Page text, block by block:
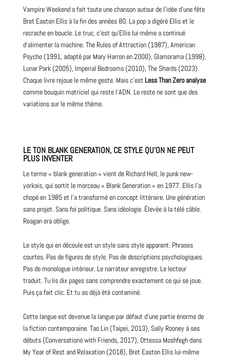
Vampire Weekend a fait toute une chanson autour de l’idée d’une fête
Bret Easton Ellis à la fin des années 80. La pop a digéré Ellis et le
recrache en boucle. Le truc, c’est qu’Ellis lui-même a continué
d’alimenter la machine. The Rules of Attraction (1987), American
Psycho (1991, adapté par Mary Harron en 2000), Glamorama (1998),
Lunar Park(2005), Imperial Bedrooms (2010), The Shards (2023).
Chaque livre rejoue le même geste. Mais c’est Less Than Zero analyse
comme bouquin matriciel qui reste l’ADN. Le reste ne sont que des
variations sur le même thème.
LE TON BLANK GENERATION, CE STYLE QU’ON NE PEUT
PLUS INVENTER
Le terme « blank generation » vient de Richard Hell, lepunknew-
yorkais, qui sortit le morceau « Blank Generation » en 1977. Ellis l’a
chopé en 1985 et l’a transformé en concept littéraire. Une génération
sans projet. Sans foi politique. Sans idéologie. Élevée à la télé câble.
Reagan era oblige.
Le style qui en découle est un style sans style apparent. Phrases
courtes. Pas de figures de style. Pas de descriptions psychologiques.
Pas de monologue intérieur. Le narrateur enregistre. Le lecteur
traduit. Tu lis dix pages sans comprendre exactement ce qui se joue.
Puis ça fait clic. Et tu as déjà été contaminé.
Cette langue est devenue la langue par défaut d’une partie énorme de
la fiction contemporaine. Tao Lin (Taipei, 2013), Sally Rooney à ses
débuts (Conversations with Friends, 2017), Ottessa Moshfegh dans
My Year of Rest and Relaxation (2018), Bret Easton Ellis lui-même